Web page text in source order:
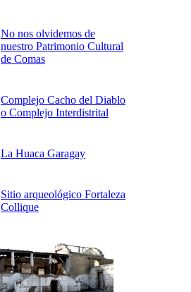
No nos olvidemos de
nuestro Patrimonio Cultural
de Comas
Complejo Cacho del Diablo
o Complejo Interdistrital
La Huaca Garagay
Sitio arqueológico Fortaleza
Collique